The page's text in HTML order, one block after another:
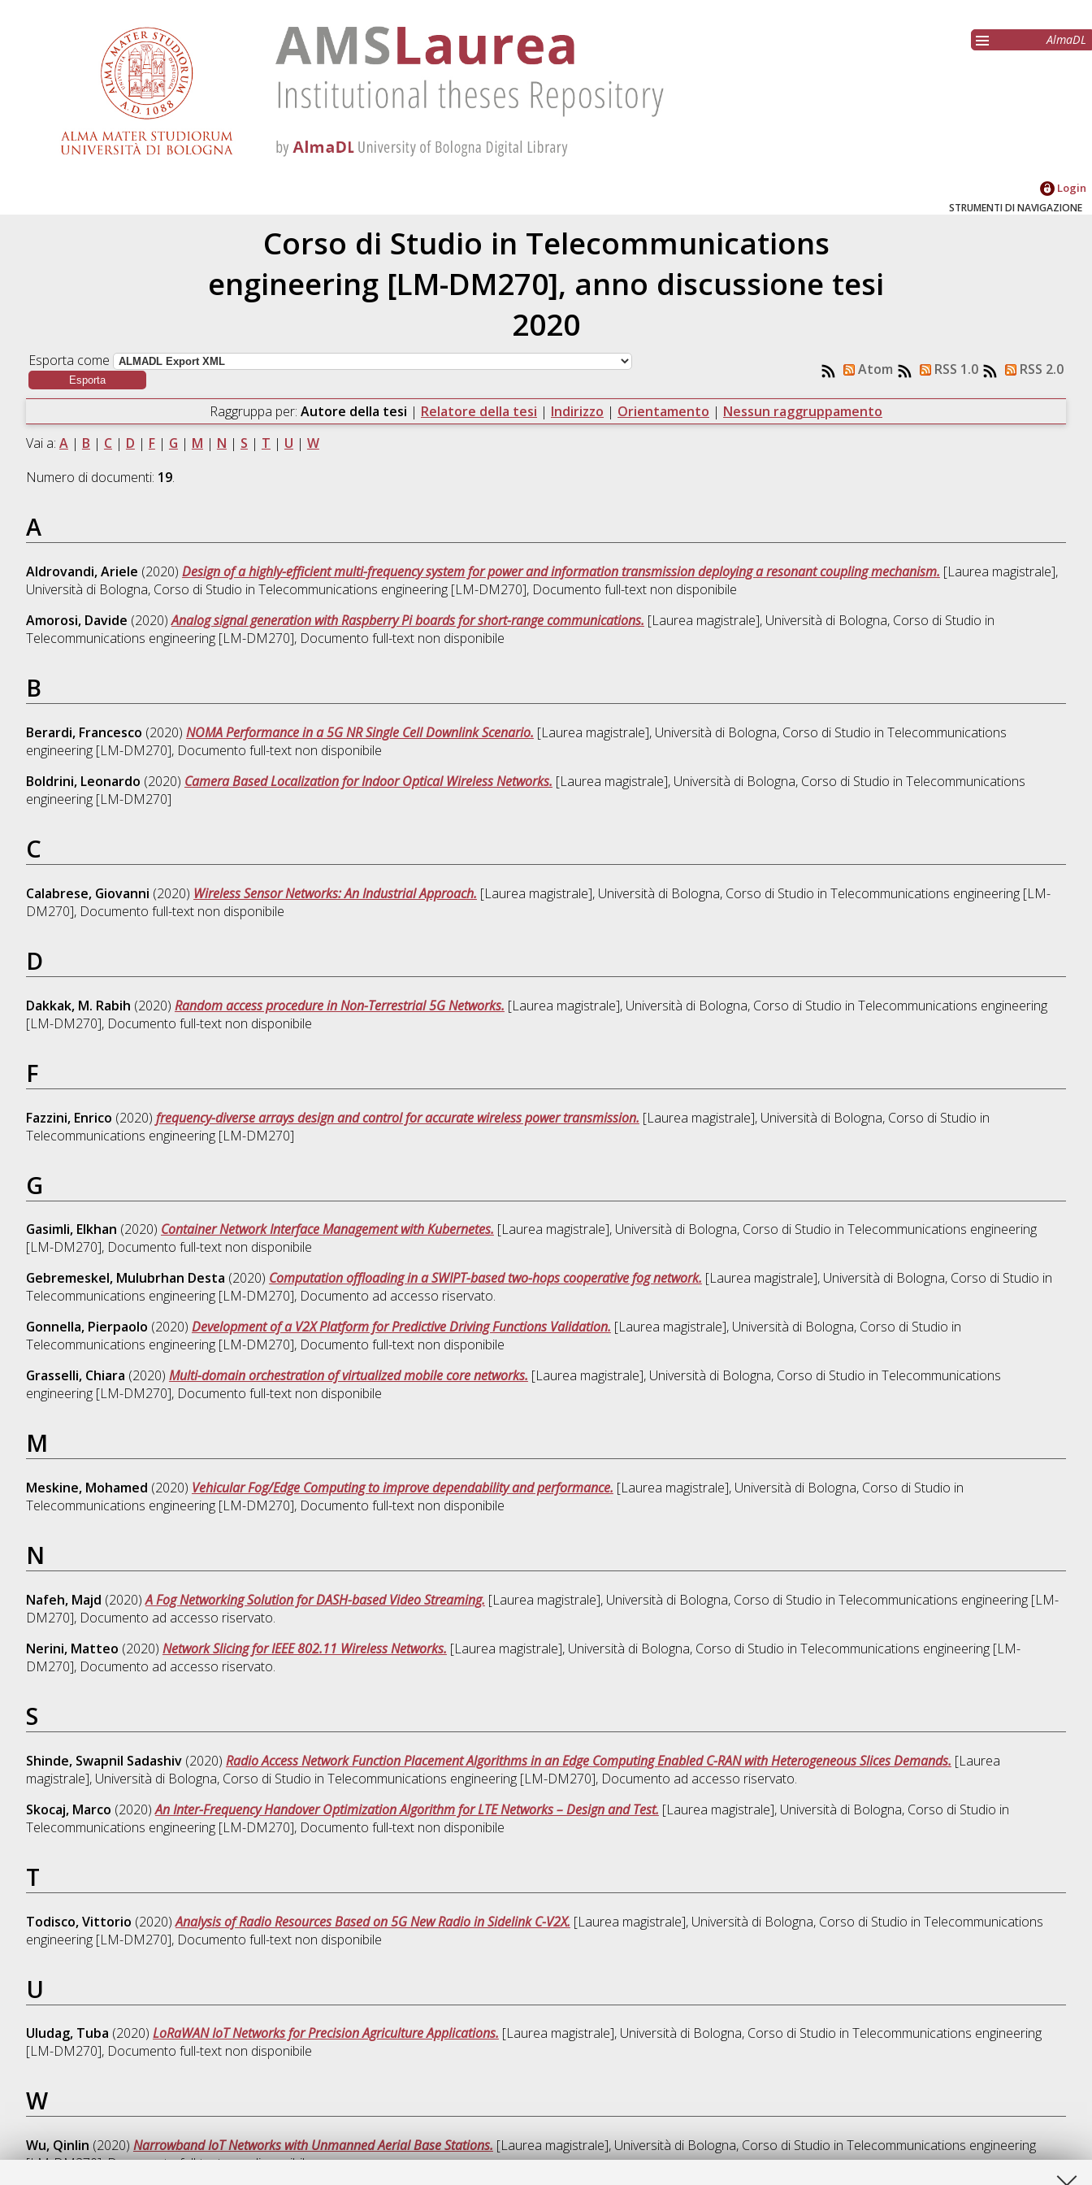
AlmaDL
Login
STRUMENTI DI NAVIGAZIONE
Corso di Studio in Telecommunications
engineering [LM-DM270], anno discussione tesi
2020
Esporta come Atom RSS 1.0 RSS 2.0
Raggruppa per: Autore della tesi | Relatore della tesi | Indirizzo | Orientamento | Nessun raggruppamento
Vai a: A| B | C| D | F| G | M | N | S | T | U | W
Numero di documenti: 19.
A
Aldrovandi, Ariele (2020) Design of a highly-efficient multi-frequency system for power and information transmission deploying a resonant coupling mechanism. [Laurea magistrale],
Università di Bologna, Corso di Studio in Telecommunications engineering [LM-DM270], Documento full-text non disponibile
Amorosi, Davide (2020)Analog signal generation with Raspberry Pi boards for short-range communications. [Laurea magistrale], Università di Bologna, Corso di Studio in
Telecommunications engineering [LM-DM270], Documento full-text non disponibile
B
Berardi, Francesco (2020) NOMA Performance in a 5G NR Single Cell Downlink Scenario. [Laurea magistrale], Università di Bologna, Corso di Studio in Telecommunications
engineering [LM-DM270], Documento full-text non disponibile
Boldrini, Leonardo (2020) Camera Based Localization for Indoor Optical Wireless Networks. [Laurea magistrale], Università di Bologna, Corso di Studio in Telecommunications
engineering [LM-DM270]
C
Calabrese, Giovanni (2020) Wireless Sensor Networks: An Industrial Approach. [Laurea magistrale], Università di Bologna, Corso di Studio in Telecommunications engineering [LM-
DM270], Documento full-text non disponibile
D
Dakkak, M. Rabih (2020) Random access procedure in Non-Terrestrial 5G Networks. [Laurea magistrale], Università di Bologna, Corso di Studio in Telecommunications engineering
[LM-DM270], Documento full-text non disponibile
F
Fazzini, Enrico (2020) frequency-diverse arrays design and control for accurate wireless power transmission. [Laurea magistrale], Università di Bologna, Corso di Studio in
Telecommunications engineering [LM-DM270]
G
Gasimli, Elkhan (2020) Container Network Interface Management with Kubernetes. [Laurea magistrale], Università di Bologna, Corso di Studio in Telecommunications engineering
[LM-DM270], Documento full-text non disponibile
Gebremeskel, Mulubrhan Desta (2020) Computation offloading in a SWIPT-based two-hops cooperative fog network. [Laurea magistrale], Università di Bologna, Corso di Studio in
Telecommunications engineering [LM-DM270], Documento ad accesso riservato.
Gonnella, Pierpaolo (2020) Development of a V2X Platform for Predictive Driving Functions Validation. [Laurea magistrale], Università di Bologna, Corso di Studio in
Telecommunications engineering [LM-DM270], Documento full-text non disponibile
Grasselli, Chiara (2020) Multi-domain orchestration of virtualized mobile core networks. [Laurea magistrale], Università di Bologna, Corso di Studio in Telecommunications
engineering [LM-DM270], Documento full-text non disponibile
M
Meskine, Mohamed (2020) Vehicular Fog/Edge Computing to improve dependability and performance. [Laurea magistrale], Università di Bologna, Corso di Studio in
Telecommunications engineering [LM-DM270], Documento full-text non disponibile
N
Nafeh, Majd (2020)A Fog Networking Solution for DASH-based Video Streaming. [Laurea magistrale], Università di Bologna, Corso di Studio in Telecommunications engineering [LM-
DM270], Documento ad accesso riservato.
Nerini, Matteo (2020) Network Slicing for IEEE 802.11 Wireless Networks. [Laurea magistrale], Università di Bologna, Corso di Studio in Telecommunications engineering [LM-
DM270], Documento ad accesso riservato.
S
Shinde, Swapnil Sadashiv(2020) Radio Access Network Function Placement Algorithms in an Edge Computing Enabled C-RAN with Heterogeneous Slices Demands. [Laurea
magistrale], Università di Bologna, Corso di Studio in Telecommunications engineering [LM-DM270], Documento ad accesso riservato.
Skocaj, Marco (2020)An Inter-Frequency Handover Optimization Algorithm for LTE Networks – Design and Test. [Laurea magistrale], Università di Bologna, Corso di Studio in
Telecommunications engineering [LM-DM270], Documento full-text non disponibile
T
Todisco, Vittorio (2020)Analysis of Radio Resources Based on 5G New Radio in Sidelink C-V2X. [Laurea magistrale], Università di Bologna, Corso di Studio in Telecommunications
engineering [LM-DM270], Documento full-text non disponibile
U
Uludag, Tuba (2020) LoRaWAN IoT Networks for Precision Agriculture Applications. [Laurea magistrale], Università di Bologna, Corso di Studio in Telecommunications engineering
[LM-DM270], Documento full-text non disponibile
W
Wu, Qinlin (2020) Narrowband IoT Networks with Unmanned Aerial Base Stations. [Laurea magistrale], Università di Bologna, Corso di Studio in Telecommunications engineering
[LM-DM270], Documento full-text non disponibile